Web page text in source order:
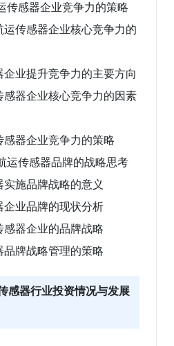
传感器企业竞争力的策略
运传感器企业核心竞争力的
企业提升竞争力的主要方向
感器企业核心竞争力的因素
感器企业竞争力的策略
运传感器品牌的战略思考
施品牌战略的意义
企业品牌的现状分析
感器企业的品牌战略
品牌战略管理的策略
感器行业投资情况与发展